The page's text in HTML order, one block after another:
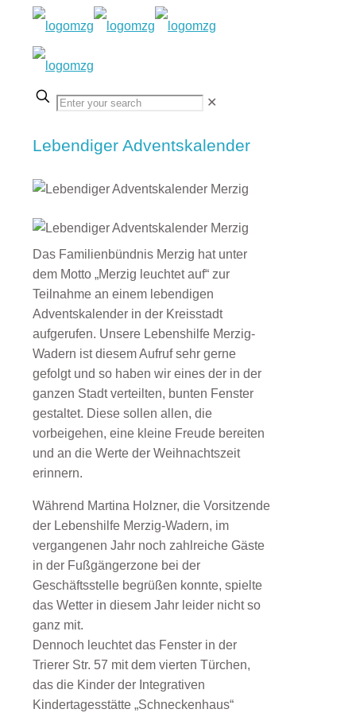
✕
Lebendiger Adventskalender
Das Familienbündnis Merzig hat unter
dem Motto „Merzig leuchtet auf“ zur
Teilnahme an einem lebendigen
Adventskalender in der Kreisstadt
aufgerufen. Unsere Lebenshilfe Merzig-
Wadern ist diesem Aufruf sehr gerne
gefolgt und so haben wir eines der in der
ganzen Stadt verteilten, bunten Fenster
gestaltet. Diese sollen allen, die
vorbeigehen, eine kleine Freude bereiten
und an die Werte der Weihnachtszeit
erinnern.
Während Martina Holzner, die Vorsitzende
der Lebenshilfe Merzig-Wadern, im
vergangenen Jahr noch zahlreiche Gäste
in der Fußgängerzone bei der
Geschäftsstelle begrüßen konnte, spielte
das Wetter in diesem Jahr leider nicht so
ganz mit.
Dennoch leuchtet das Fenster in der
Trierer Str. 57 mit dem vierten Türchen,
das die Kinder der Integrativen
Kindertagesstätte „Schneckenhaus“